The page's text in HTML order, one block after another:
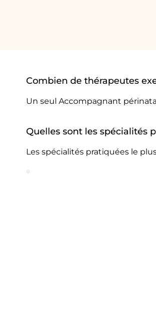
Combien de thérapeutes
Un seul Accompagnant
Quelles sont les spécialités
Les spécialités pratiquées le